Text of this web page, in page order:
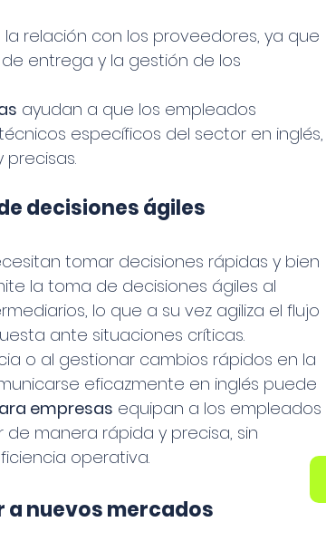
relación con los proveedores, ya que
entrega y la gestión de los
ayudan a que los empleados
específicos del sector en inglés,
decisiones ágiles
tomar decisiones rápidas y bien
la toma de decisiones ágiles al
lo que a su vez agiliza el flujo
ante situaciones críticas.
o al gestionar cambios rápidos en la
eficazmente en inglés puede
empresas equipan a los empleados
manera rápida y precisa, sin
operativa.
nuevos mercados